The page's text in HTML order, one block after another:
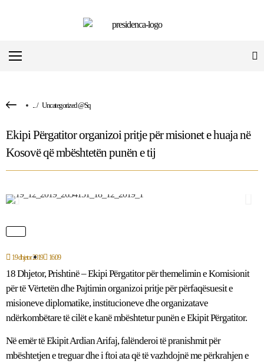
.../ Uncategorized @sq
Ekipi Përgatitor organizoi pritje për misionet e huaja në
Kosovë që mbështetën punën e tij
19 dhjetor 2019 16:09
18 Dhjetor, Prishtinë – Ekipi Përgatitor për themelimin e Komisionit
për të Vërtetën dhe Pajtimin organizoi pritje për përfaqësuesit e
misioneve diplomatike, institucioneve dhe organizatave
ndërkombëtare të cilët e kanë mbështetur punën e Ekipit Përgatitor.
Në emër të Ekipit Ardian Arifaj, falënderoi të pranishmit për
mbështetjen e treguar dhe i ftoi ata që të vazhdojnë me përkrahjen e